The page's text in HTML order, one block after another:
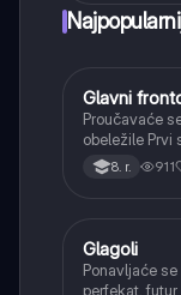
Istorija
Glavni
Proučavaće
obeležile Prvi
8. r. 911
Srpski jezik
Glagoli
Ponavljaće
perfekat,